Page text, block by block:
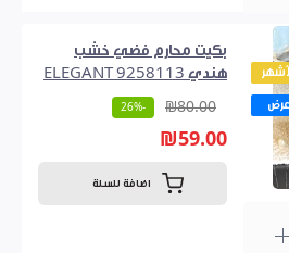
عرض
بكيت محارم فضي خشب
هندي ELEGANT 9258113
₪80.00
-26%
₪59.00
اضافة للسلة